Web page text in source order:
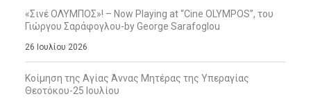
«Σινέ ΟΛΥΜΠΟΣ»! – Now Playing at “Cine OLYMPOS”, του
Γιώργου Σαράφογλου-by George Sarafoglou
26 Ιουλίου 2026
Κοίμηση της Αγίας Άννας Μητέρας της Υπεραγίας
Θεοτόκου-25 Ιουλίου